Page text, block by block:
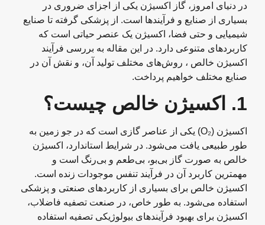
در دنیای امروز، گاز اکسیژن یکی از اجزای ضروری در
بسیاری از صنایع و فرآیندها است. از پزشکی گرفته تا صنایع
شیمیایی و حتی فضا، اکسیژن یک عنصر حیاتی است که
کاربردهای متنوعی دارد. در این مقاله به بررسی فرآیند
اکسیژن خالص ، روش‌های مختلف تولید آن، و نقش آن در
صنایع مختلف خواهیم پرداخت.
1. اکسیژن خالص چیست؟
اکسیژن (O₂) یکی از عناصر گازی است که در جو زمین به
طور طبیعی یافت می‌شود. در شرایط استاندارد، اکسیژن
خالص به صورت گاز بی‌بو، بی‌طعم و بی‌رنگ است و
مهمترین کاربرد آن در فرآیند تنفس موجودات زنده است.
اکسیژن خالص برای بسیاری از کاربردهای صنعتی و پزشکی
استفاده می‌شود. به طور خاص، در صنعت تصفیه فاضلاب،
اکسیژن برای بهبود فرآیندهای بیولوژیکی تصفیه استفاده